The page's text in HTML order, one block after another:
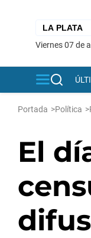
viernes 07 de
Portada >Política >
El